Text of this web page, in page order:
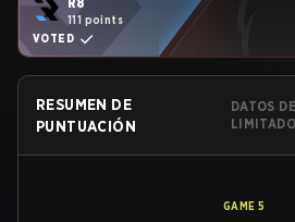
111 points
VOTED
RESUMEN DE
PUNTUACIÓN
DATOS
GAME 5